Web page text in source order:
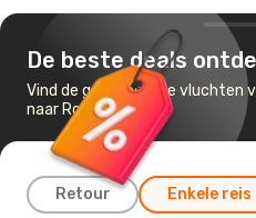
De beste deals
Vind de goedkoopste vluchten
naar Rome
Retour Enkele reis